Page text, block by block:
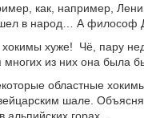
как, например,
в народ… А философ
хуже! Чё, пару
многих из них она была
областные
шале.
альпийских горах…